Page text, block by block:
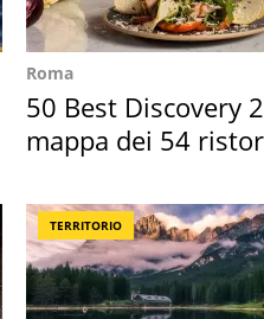
Roma
50 Best Discovery
mappa dei 54
TERRITORIO